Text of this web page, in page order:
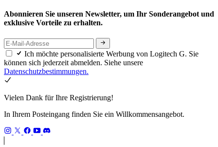
Abonnieren Sie unseren Newsletter, um Ihr Sonderangebot und
exklusive Vorteile zu erhalten.
Ich möchte personalisierte Werbung von Logitech G. Sie
können sich jederzeit abmelden. Siehe unsere
Datenschutzbestimmungen.
Vielen Dank für Ihre Registrierung!
In Ihrem Posteingang finden Sie ein Willkommensangebot.